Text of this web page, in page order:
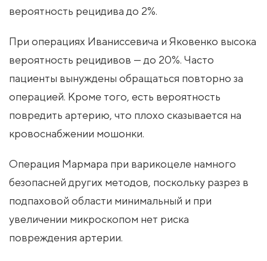
вероятность рецидива до 2%.
При операциях Иваниссевича и Яковенко высока
вероятность рецидивов — до 20%. Часто
пациенты вынуждены обращаться повторно за
операцией. Кроме того, есть вероятность
повредить артерию, что плохо сказывается на
кровоснабжении мошонки.
Операция Мармара при варикоцеле намного
безопасней других методов, поскольку разрез в
подпаховой области минимальный и при
увеличении микроскопом нет риска
повреждения артерии.